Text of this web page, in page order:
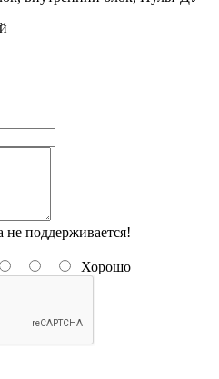
не поддерживается!
Хорошо